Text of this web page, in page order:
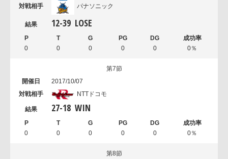
パナソニック
12-39 LOSE
0 0 0 0 0 0％
第7節
2017/10/07
NTTドコモ
27-18 WIN
0 0 0 0 0 0％
第8節